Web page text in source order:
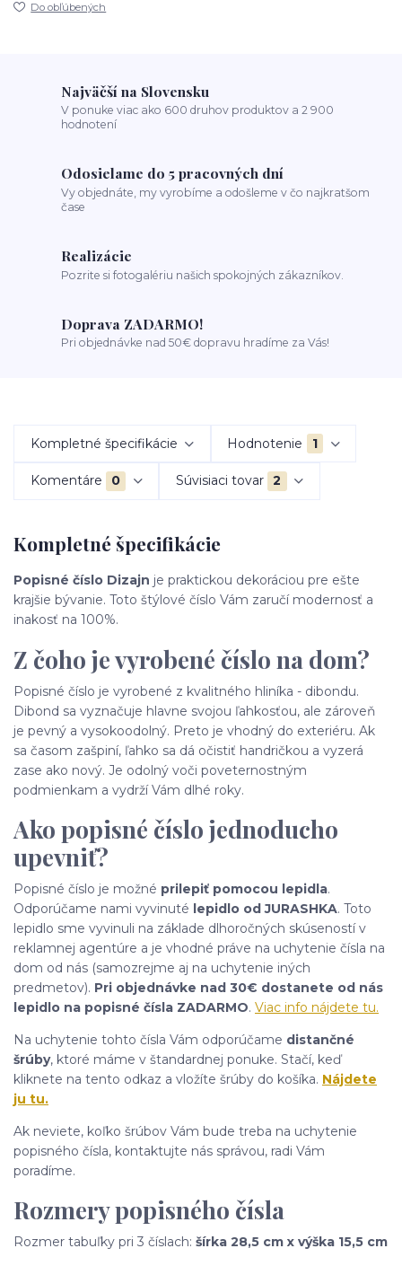
Do obľúbených
Najväčší na Slovensku
V ponuke viac ako 600 druhov produktov a 2 900
hodnotení
Odosielame do 5 pracovných dní
Vy objednáte, my vyrobíme a odošleme v čo najkratšom
čase
Realizácie
Pozrite si fotogalériu našich spokojných zákazníkov.
Doprava ZADARMO!
Pri objednávke nad 50€ dopravu hradíme za Vás!
Kompletné špecifikácie Hodnotenie 1
Komentáre 0 Súvisiaci tovar 2
Kompletné špecifikácie
Popisné číslo Dizajn je praktickou dekoráciou pre ešte
krajšie bývanie. Toto štýlové číslo Vám zaručí modernosť a
inakosť na 100%.
Z čoho je vyrobené číslo na dom?
Popisné číslo je vyrobené z kvalitného hliníka - dibondu.
Dibond sa vyznačuje hlavne svojou ľahkosťou, ale zároveň
je pevný a vysokoodolný. Preto je vhodný do exteriéru. Ak
sa časom zašpiní, ľahko sa dá očistiť handričkou a vyzerá
zase ako nový. Je odolný voči poveternostným
podmienkam a vydrží Vám dlhé roky.
Ako popisné číslo jednoducho
upevniť?
Popisné číslo je možné prilepiť pomocou lepidla.
Odporúčame nami vyvinuté lepidlo od JURASHKA. Toto
lepidlo sme vyvinuli na základe dlhoročných skúseností v
reklamnej agentúre a je vhodné práve na uchytenie čísla na
dom od nás (samozrejme aj na uchytenie iných
predmetov). Pri objednávke nad 30€ dostanete od nás
lepidlo na popisné čísla ZADARMO. Viac info nájdete tu.
Na uchytenie tohto čísla Vám odporúčame distančné
šrúby, ktoré máme v štandardnej ponuke. Stačí, keď
kliknete na tento odkaz a vložíte šrúby do košíka. Nájdete
ju tu.
Ak neviete, koľko šrúbov Vám bude treba na uchytenie
popisného čísla, kontaktujte nás správou, radi Vám
poradíme.
Rozmery popisného čísla
Rozmer tabuľky pri 3 číslach: šírka 28,5 cm x výška 15,5 cm